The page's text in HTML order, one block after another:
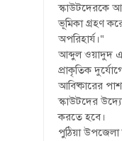
স্কাউটদেরকে
ভূমিকা গ্রহণ
অপরিহার্য।“
আব্দুল ওয়াদুদ এ
প্রাকৃতিক
আবিষ্কারের
স্কাউটদের
করতে হবে।
পুঠিয়া উপজেলা